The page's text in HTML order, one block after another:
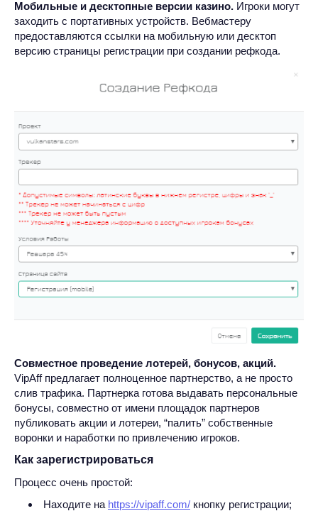
Мобильные и десктопные версии казино. Игроки могут
заходить с портативных устройств. Вебмастеру
предоставляются ссылки на мобильную или десктоп
версию страницы регистрации при создании рефкода.
Совместное проведение лотерей, бонусов, акций.
VipAff предлагает полноценное партнерство, а не просто
слив трафика. Партнерка готова выдавать персональные
бонусы, совместно от имени площадок партнеров
публиковать акции и лотереи, “палить” собственные
воронки и наработки по привлечению игроков.
Как зарегистрироваться
Процесс очень простой:
Находите на https://vipaff.com/ кнопку регистрации;